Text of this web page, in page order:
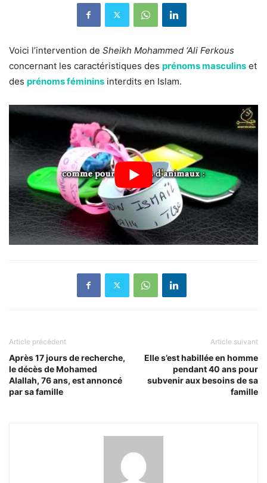
Voici l’intervention de Sheikh Mohammed ‘Ali Ferkous
concernant les caractéristiques des prénoms masculins et
des prénoms féminins interdits en Islam.
Article précédent
Après 17 jours de recherche,
le décès de Mohamed
Alallah, 76 ans, est annoncé
par sa famille
Article suivant
Elle s’est habillée en homme
pendant 40 ans pour
subvenir aux besoins de sa
famille